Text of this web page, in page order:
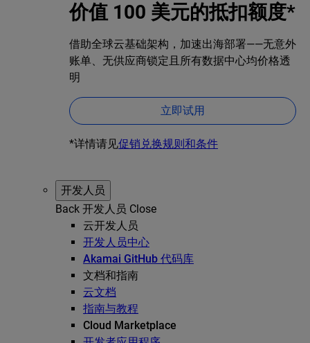
价值 100 美元的抵扣额度*
借助全球云基础架构，加速出海部署——无意外
账单、无供应商锁定且所有数据中心均价格透
明
立即试用
*详情请见促销兑换规则和条件
开发人员
Back 开发人员 Close
云开发人员
开发人员中心
Akamai GitHub 代码库
文档和指南
云文档
指南与教程
Cloud Marketplace